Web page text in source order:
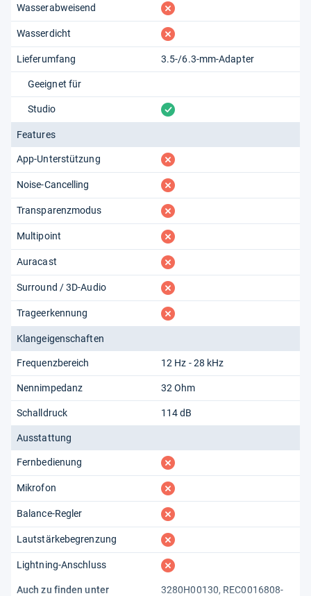
Wasserabweisend fehlt
Wasserdicht fehlt
Lieferumfang 3.5-/6.3-mm-Adapter
Geeignet für
Studio vorhanden
Features
App-Unterstützung fehlt
Noise-Cancelling fehlt
Transparenzmodus fehlt
Multipoint fehlt
Auracast fehlt
Surround / 3D-Audio fehlt
Trageerkennung fehlt
Klangeigenschaften
Frequenzbereich 12 Hz - 28 kHz
Nennimpedanz 32 Ohm
Schalldruck 114 dB
Ausstattung
Fernbedienung fehlt
Mikrofon fehlt
Balance-Regler fehlt
Lautstärkebegrenzung fehlt
Lightning-Anschluss fehlt
Auch zu finden unter
3280H00130, REC0016808-